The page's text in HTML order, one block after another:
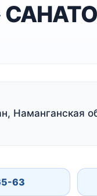
Наманганская
63